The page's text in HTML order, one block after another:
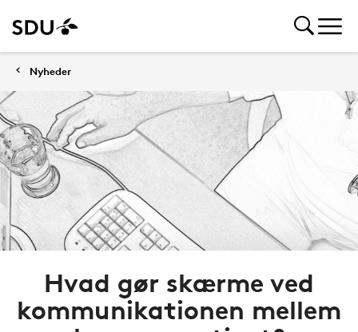
Nyheder
Hvad gør skærme ved
kommunikationen mellem